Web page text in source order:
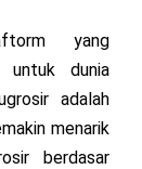
yang
untuk dunia
adalah
menarik
berdasar